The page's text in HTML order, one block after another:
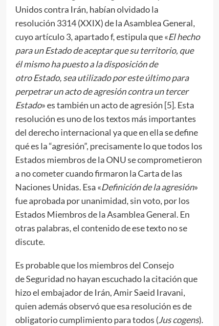
Unidos contra Irán, habían olvidado la
resolución 3314 (XXIX) de la Asamblea General,
cuyo artículo 3, apartado f, estipula que «El hecho
para un Estado de aceptar que su territorio, que
él mismo ha puesto a la disposición de
otro Estado, sea utilizado por este último para
perpetrar un acto de agresión contra un tercer
Estado» es también un acto de agresión [5]. Esta
resolución es uno de los textos más importantes
del derecho internacional ya que en ella se define
qué es la “agresión”, precisamente lo que todos los
Estados miembros de la ONU se comprometieron
a no cometer cuando firmaron la Carta de las
Naciones Unidas. Esa «Definición de la agresión»
fue aprobada por unanimidad, sin voto, por los
Estados Miembros de la Asamblea General. En
otras palabras, el contenido de ese texto no se
discute.
Es probable que los miembros del Consejo
de Seguridad no hayan escuchado la citación que
hizo el embajador de Irán, Amir Saeid Iravani,
quien además observó que esa resolución es de
obligatorio cumplimiento para todos (Jus cogens).